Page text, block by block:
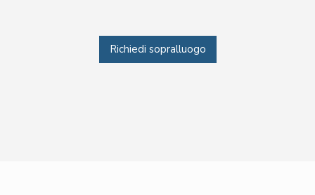
Richiedi sopralluogo